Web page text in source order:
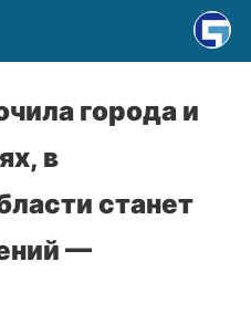
города и
в
станет
—